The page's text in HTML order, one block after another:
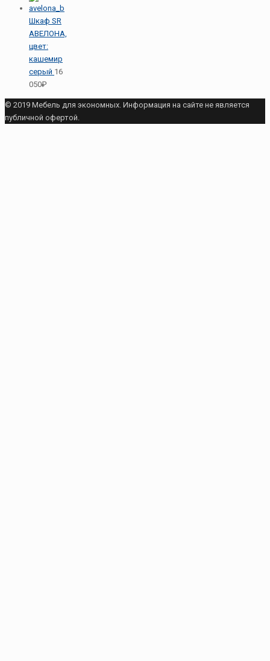
Шкаф SR
АВЕЛОНА,
цвет:
кашемир
серый 16
050₽
© 2019 Мебель для экономных. Информация на сайте не является
публичной офертой.